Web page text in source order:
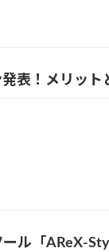
表！メリット
ル「AReX-